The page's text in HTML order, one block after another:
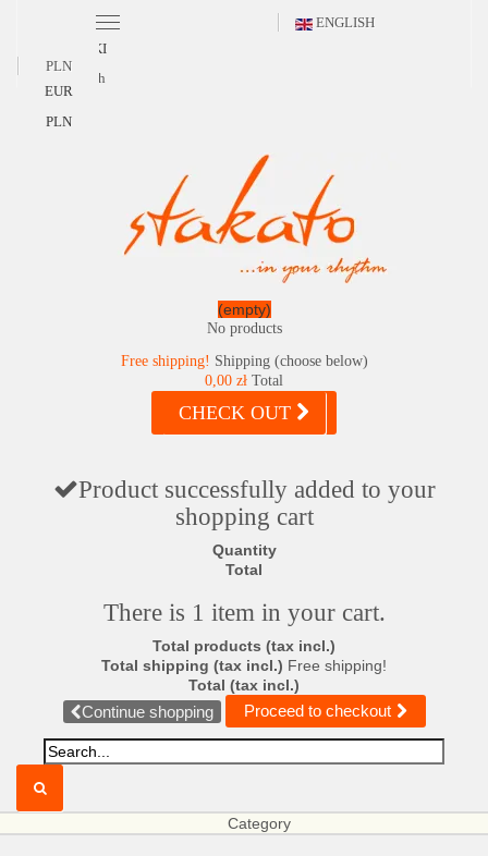
ENGLISH
POLSKI
English
PLN
EUR
PLN
(empty)
No products
Free shipping! Shipping (choose below)
0,00 zł Total
CHECK OUT
Product successfully added to your
shopping cart
Quantity
Total
There is 1 item in your cart.
Total products (tax incl.)
Total shipping (tax incl.) Free shipping!
Total (tax incl.)
Continue shopping Proceed to checkout
Category